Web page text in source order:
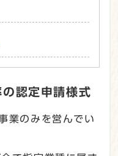
の認定申請様式
業のみを営んでい